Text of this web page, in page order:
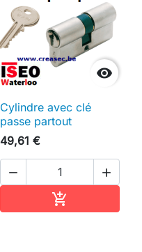

Cylindre avec clé
passe partout
49,61 €
 
